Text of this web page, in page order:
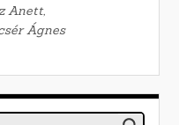
Anett,
Ágnes